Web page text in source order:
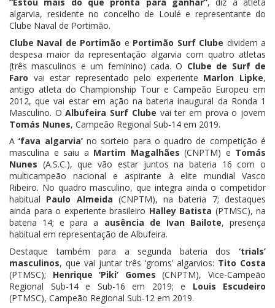
algarvia, residente no concelho de Loulé e representante do
Clube Naval de Portimão.
Clube Naval de Portimão e Portimão Surf Clube dividem a
despesa maior da representação algarvia com quatro atletas
(três masculinos e um feminino) cada. O Clube de Surf de
Faro vai estar representado pelo experiente Marlon Lipke,
antigo atleta do Championship Tour e Campeão Europeu em
2012, que vai estar em ação na bateria inaugural da Ronda 1
Masculino. OAlbufeira Surf Clube vai ter em prova o jovem
Tomás Nunes, Campeão Regional Sub-14 em 2019.
A ‘fava algarvia’no sorteio para o quadro de competição é
masculina e saiu a Martim Magalhães (CNPTM) e Tomás
Nunes (A.S.C.), que vão estar juntos na bateria 16 com o
multicampeão nacional e aspirante à elite mundial Vasco
Ribeiro. No quadro masculino, que integra ainda o competidor
habitual Paulo Almeida (CNPTM), na bateria 7; destaques
ainda para o experiente brasileiro Halley Batista (PTMSC), na
bateria 14; e para a ausência de Ivan Bailote, presença
habitual em representação de Albufeira.
Destaque também para a segunda bateria dos ‘trials’
masculinos, que vai juntar três ‘groms’ algarvios: Tito Costa
(PTMSC); Henrique ‘Piki’ Gomes (CNPTM), Vice-Campeão
Regional Sub-14 e Sub-16 em 2019; e Louis Escudeiro
(PTMSC), Campeão Regional Sub-12 em 2019.